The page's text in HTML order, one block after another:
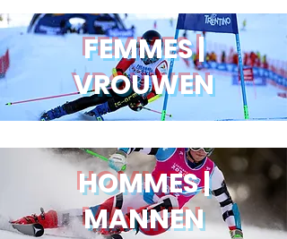
FEMMES |
VROUWEN
HOMMES |
MANNEN